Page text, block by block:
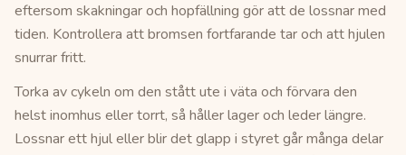
eftersom skakningar och hopfällning gör att de lossnar med
tiden. Kontrollera att bromsen fortfarande tar och att hjulen
snurrar fritt.
Torka av cykeln om den stått ute i väta och förvara den
helst inomhus eller torrt, så håller lager och leder längre.
Lossnar ett hjul eller blir det glapp i styret går många delar